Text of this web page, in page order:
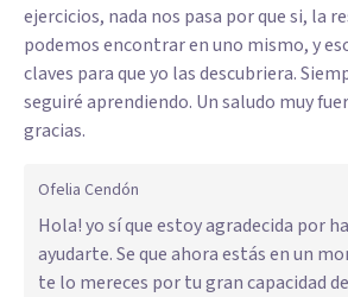
ejercicios, nada nos pasa por que si, la
podemos encontrar en uno mismo, y
claves para que yo las descubriera.
seguiré aprendiendo. Un saludo muy
gracias.
Ofelia Cendón
Hola! yo sí que estoy agradecida por
ayudarte. Se que ahora estás en un
te lo mereces por tu gran capacidad